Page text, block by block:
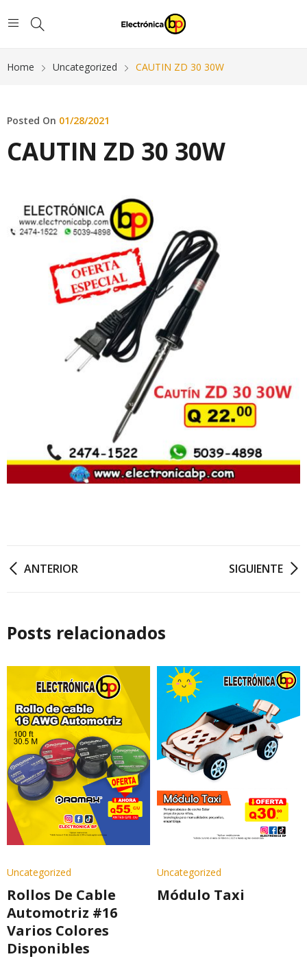
Home Uncategorized CAUTIN ZD 30 30W
Posted On 01/28/2021
CAUTIN ZD 30 30W
ANTERIOR SIGUIENTE
Posts relacionados
Uncategorized
Rollos De Cable
Automotriz #16
Varios Colores
Disponibles
Uncategorized
Módulo Taxi